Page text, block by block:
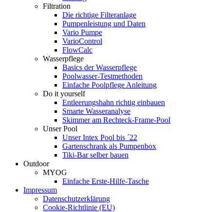
Filtration
Die richtige Filter­anlage
Pumpenleistung und Daten
Vario Pumpe
Vario­Control
FlowCalc
Wasserpflege
Basics der Wasserpflege
Poolwasser-Testmethoden
Einfache Poolpflege Anleitung
Do it yourself
Ent­leerungs­hahn richtig einbauen
Smarte Wasseranalyse
Skimmer am Rechteck-Frame-Pool
Unser Pool
Unser Intex Pool bis ´22
Gartenschrank als Pumpenbox
Tiki-Bar selber bauen
Outdoor
MYOG
Einfache Erste-Hilfe-Tasche
Impressum
Datenschutzerklärung
Cookie-Richtlinie (EU)